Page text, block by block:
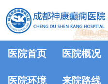
医院首页 医院概况
医院环境 来院路线